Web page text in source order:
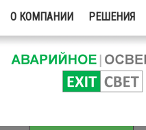
О КОМПАНИИ РЕШЕНИЯ